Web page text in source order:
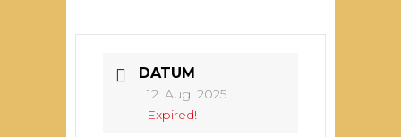
DATUM
12. Aug. 2025
Expired!